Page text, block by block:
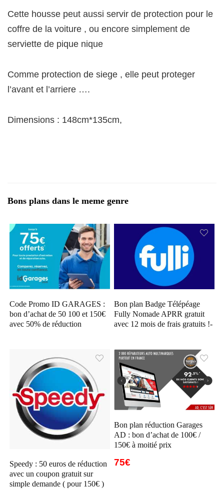
Cette housse peut aussi servir de protection pour le
coffre de la voiture , ou encore simplement de
serviette de pique nique
Comme protection de siege , elle peut proteger
l’avant et l’arriere ….
Dimensions : 148cm*135cm,
Bons plans dans le meme genre
Code Promo ID GARAGES :
bon d’achat de 50 100 et 150€
avec 50% de réduction
Bon plan Badge Télépéage
Fully Nomade APRR gratuit
avec 12 mois de frais gratuits !-
Speedy : 50 euros de réduction
avec un coupon gratuit sur
simple demande ( pour 150€ )
Bon plan réduction Garages
AD : bon d’achat de 100€ /
150€ à moitié prix
75€